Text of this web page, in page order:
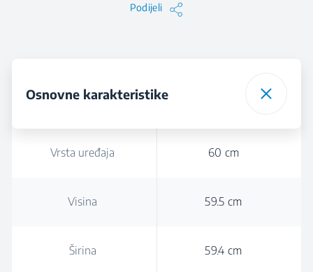
Podijeli
Osnovne karakteristike
Vrsta uređaja 60 cm
Visina 59.5 cm
Širina 59.4 cm